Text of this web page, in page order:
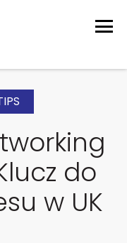
do
w UK